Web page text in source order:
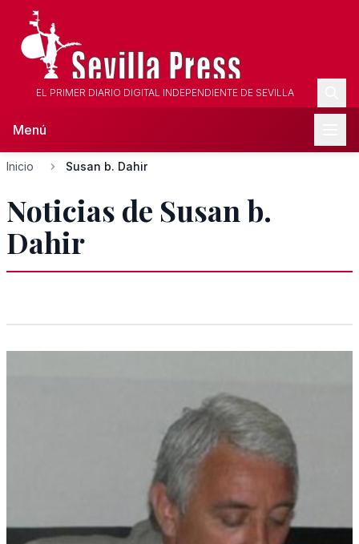
EL PRIMER DIARIO DIGITAL INDEPENDIENTE DE SEVILLA
Menú
Inicio Susan b. Dahir
Noticias de Susan b.
Dahir